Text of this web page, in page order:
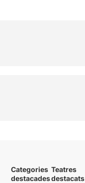
Categories
destacades
Teatres
destacats